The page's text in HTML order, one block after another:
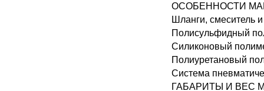
ОСОБЕННОСТИ
Шланги, смеситель
Полисульфидный
Силиконовый
Полиуретановый
Система
ГАБАРИТЫ И ВЕС